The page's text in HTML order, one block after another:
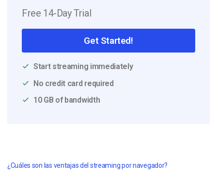
Free 14-Day Trial
Get Started!
Start streaming immediately
No credit card required
10 GB of bandwidth
¿Cuáles son las ventajas del streaming por navegador?